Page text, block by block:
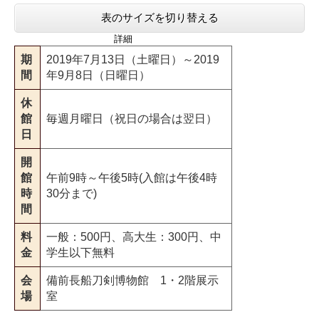
表のサイズを切り替える
詳細
期
間
2019年7月13日（土曜日）～2019
年9月8日（日曜日）
休
館
日
毎週月曜日（祝日の場合は翌日）
開
館
時
間
午前9時～午後5時(入館は午後4時
30分まで)
料
金
一般：500円、高大生：300円、中
学生以下無料
会
場
備前長船刀剣博物館 1・2階展示
室